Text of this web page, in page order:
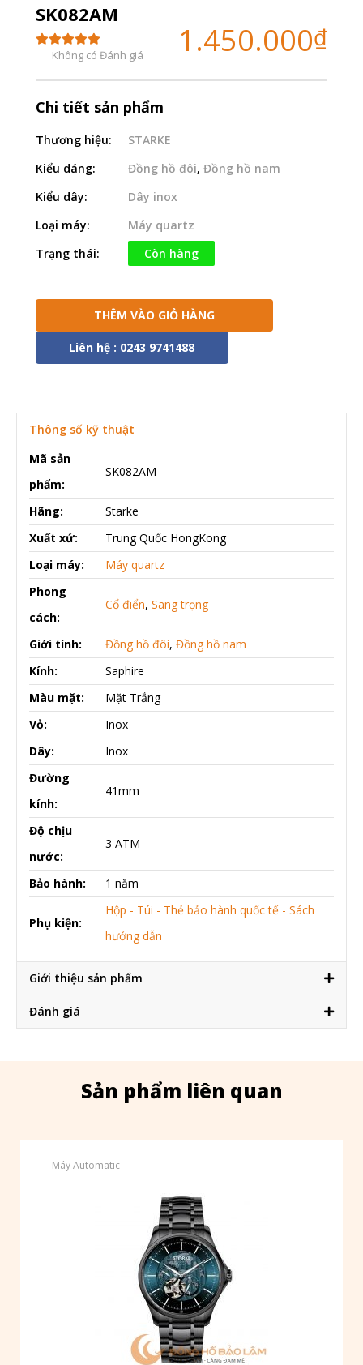
SK082AM
Không có Đánh giá 1.450.000₫
Chi tiết sản phẩm
Thương hiệu:
STARKE
Kiểu dáng:
Đồng hồ đôi, Đồng hồ nam
Kiểu dây:
Dây inox
Loại máy:
Máy quartz
Trạng thái:
Còn hàng
THÊM VÀO GIỎ HÀNG
Liên hệ : 0243 9741488
Thông số kỹ thuật
Mã sản
phẩm:
SK082AM
Hãng:
Starke
Xuất xứ:
Trung Quốc HongKong
Loại máy:
Máy quartz
Phong
cách:
Cổ điển, Sang trọng
Giới tính: Đồng hồ đôi, Đồng hồ nam
Kính:
Saphire
Màu mặt:
Mặt Trắng
Vỏ:
Inox
Dây:
Inox
Đường
kính:
41mm
Độ chịu
nước:
3 ATM
Bảo hành: 1 năm
Phụ kiện:
Hộp - Túi - Thẻ bảo hành quốc tế - Sách
hướng dẫn
Giới thiệu sản phẩm
Đánh giá
Sản phẩm liên quan
- Máy Automatic -